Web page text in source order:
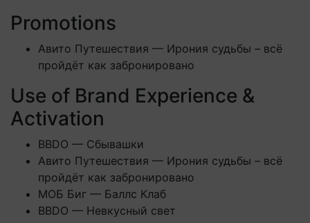
Promotions
Авито Путешествия — Ирония судьбы – всё
пройдёт как забронировано
Use of Brand Experience &
Activation
BBDO — Сбывашки
Авито Путешествия — Ирония судьбы – всё
пройдёт как забронировано
МОБ Биг — Баллс Клаб
BBDO — Невкусный свет